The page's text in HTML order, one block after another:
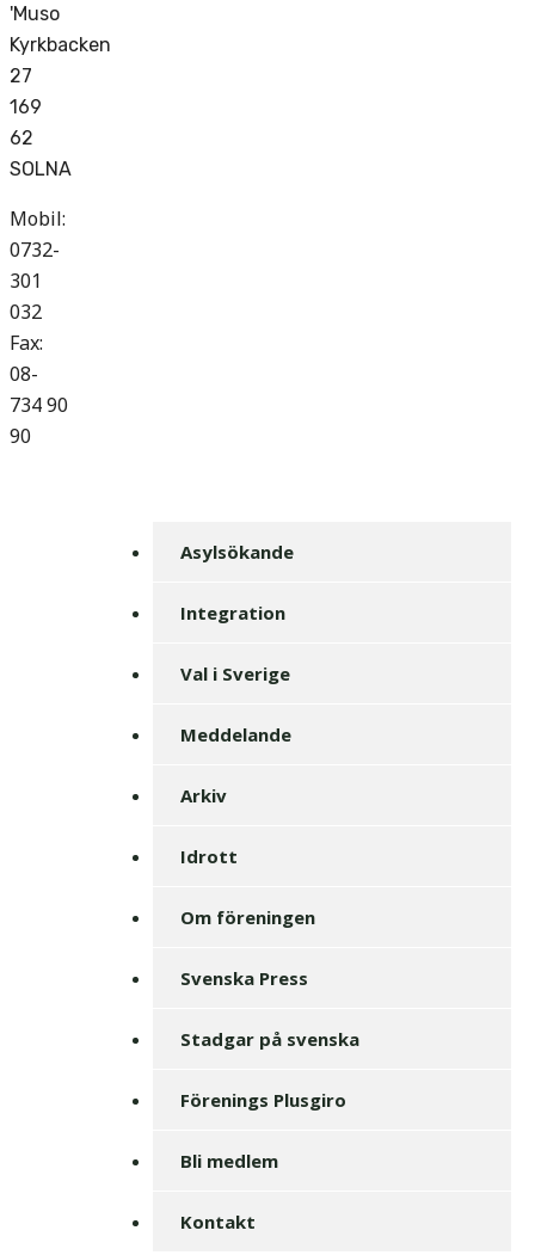
'Muso
Kyrkbacken
27
169
62
SOLNA
Mobil:
0732-
301
032
Fax:
08-
734 90
90
Asylsökande
Integration
Val i Sverige
Meddelande
Arkiv
Idrott
Om föreningen
Svenska Press
Stadgar på svenska
Förenings Plusgiro
Bli medlem
Kontakt